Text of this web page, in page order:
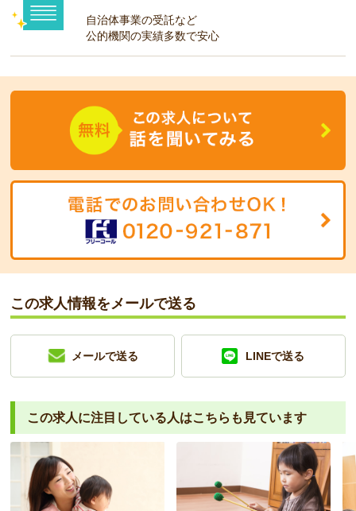
自治体事業の受託など
公的機関の実績多数で安心
この求人情報をメールで送る
メールで送る LINEで送る
この求人に注目している人はこちらも見ています